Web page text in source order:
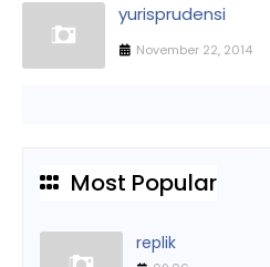
yurisprudensi
November 22, 2014
Most Popular
replik